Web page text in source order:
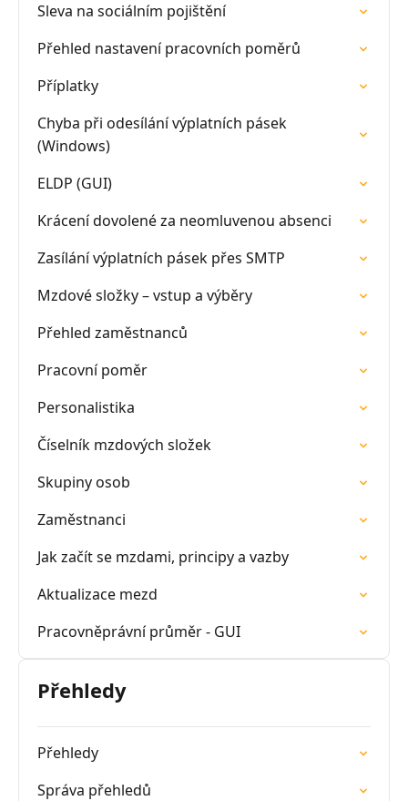
Sleva na sociálním pojištění
Přehled nastavení pracovních poměrů
Příplatky
Chyba při odesílání výplatních pásek
(Windows)
ELDP (GUI)
Krácení dovolené za neomluvenou absenci
Zasílání výplatních pásek přes SMTP
Mzdové složky – vstup a výběry
Přehled zaměstnanců
Pracovní poměr
Personalistika
Číselník mzdových složek
Skupiny osob
Zaměstnanci
Jak začít se mzdami, principy a vazby
Aktualizace mezd
Pracovněprávní průměr - GUI
Přehledy
Přehledy
Správa přehledů